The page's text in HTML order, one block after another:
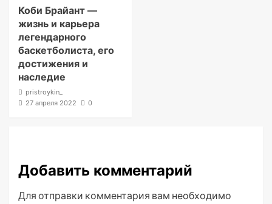
Коби Брайант —
жизнь и карьера
легендарного
баскетболиста, его
достижения и
наследие
pristroykin_
27 апреля 2022
0
Добавить комментарий
Для отправки комментария вам необходимо